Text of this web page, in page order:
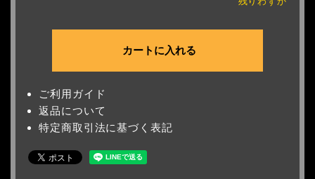
ご利用ガイド
返品について
特定商取引法に基づく表記